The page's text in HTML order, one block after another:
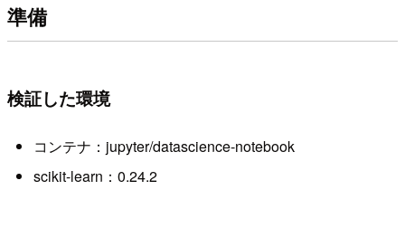
準備
検証した環境
コンテナ：jupyter/datascience-notebook
scikit-learn：0.24.2